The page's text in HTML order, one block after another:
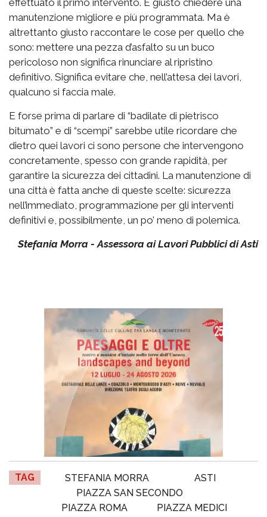
manutenzione migliore e più programmata. Ma è
altrettanto giusto raccontare le cose per quello che
sono: mettere una pezza d’asfalto su un buco
pericoloso non significa rinunciare al ripristino
definitivo. Significa evitare che, nell’attesa dei lavori,
qualcuno si faccia male.
E forse prima di parlare di “badilate di pietrisco
bitumato” e di “scempi” sarebbe utile ricordare che
dietro quei lavori ci sono persone che intervengono
concretamente, spesso con grande rapidità, per
garantire la sicurezza dei cittadini. La manutenzione di
una città è fatta anche di queste scelte: sicurezza
nell’immediato, programmazione per gli interventi
definitivi e, possibilmente, un po’ meno di polemica.
Stefania Morra - Assessora ai Lavori Pubblici di Asti
TAG STEFANIA MORRA
ASTI
PIAZZA SAN SECONDO
PIAZZA ROMA
PIAZZA MEDICI